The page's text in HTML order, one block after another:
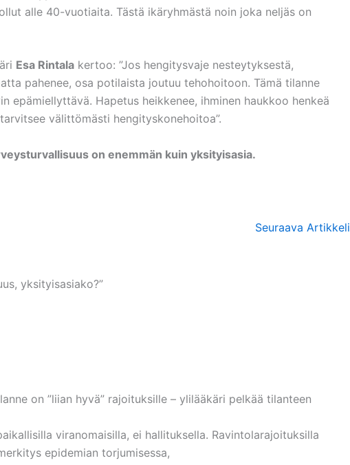
alle 40-vuotiaita. Tästä ikäryhmästä noin joka neljäs on
Esa Rintala kertoo: ”Jos hengitysvaje nesteytyksestä,
pahenee, osa potilaista joutuu tehohoitoon. Tämä tilanne
epämiellyttävä. Hapetus heikkenee, ihminen haukkoo henkeä
välittömästi hengityskonehoitoa”.
on enemmän kuin yksityisasia.
Seuraava Artikkeli
yksityisasiako?”
on ”liian hyvä” rajoituksille – ylilääkäri pelkää tilanteen
viranomaisilla, ei hallituksella. Ravintolarajoituksilla
epidemian torjumisessa,